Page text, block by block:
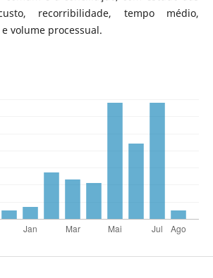
recorribilidade, tempo médio,
volume processual.